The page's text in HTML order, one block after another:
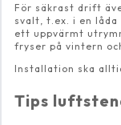
För säkrast drift
svalt, t.ex. i en
ett uppvärmt
fryser på vintern
Installation ska
Tips